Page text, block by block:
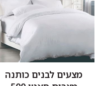
מצעים לבנים כותנה